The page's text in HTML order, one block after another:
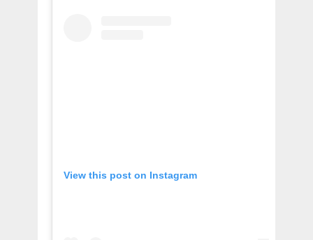
View this post on Instagram